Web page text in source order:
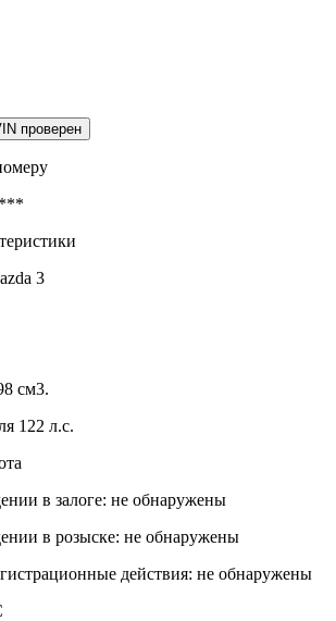
проверен
3
см3.
122 л.с.
в залоге: не обнаружены
в розыске: не обнаружены
действия: не обнаружены